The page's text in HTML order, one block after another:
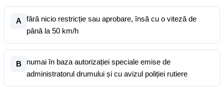
A
fără nicio restricție sau aprobare, însă cu o viteză de
până la 50 km/h
B
numai în baza autorizației speciale emise de
administratorul drumului și cu avizul poliției rutiere